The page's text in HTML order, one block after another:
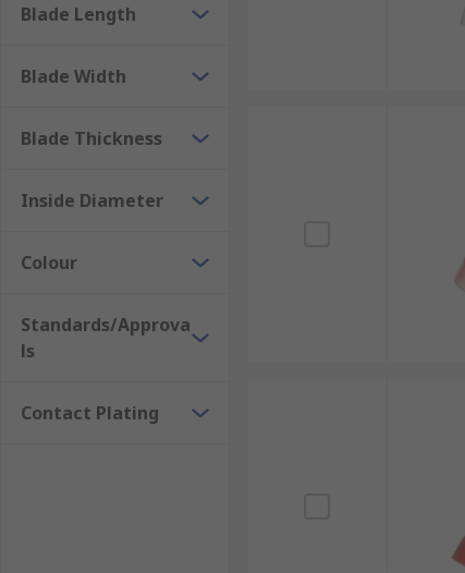
Blade Length
Blade Width
Blade Thickness
Inside Diameter
Colour
Standards/Approva
ls
Contact Plating